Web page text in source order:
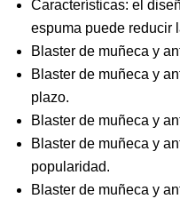
Características: el
espuma puede reducir
Blaster de muñeca y
Blaster de muñeca y
plazo.
Blaster de muñeca y
Blaster de muñeca y
popularidad.
Blaster de muñeca y